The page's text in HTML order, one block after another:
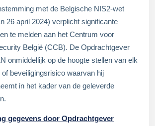
met de Belgische NIS2-wet
26 april 2024) verplicht significante
te melden aan het Centrum voor
België (CCB). De Opdrachtgever
onmiddellijk op de hoogte stellen van elk
of beveiligingsrisico waarvan hij
in het kader van de geleverde
gegevens door Opdrachtgever